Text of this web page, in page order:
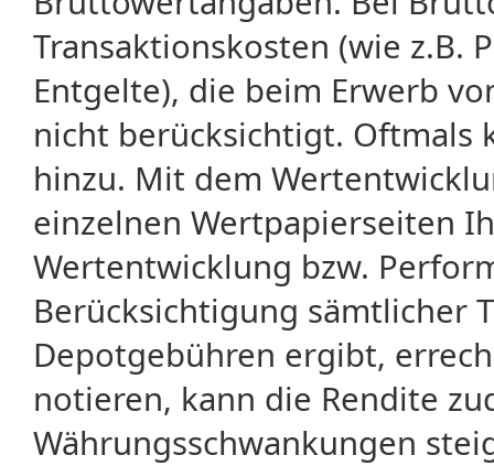
Transaktionskosten (wie z.B.
Entgelte), die beim Erwerb
nicht berücksichtigt. Oftmals
hinzu. Mit dem
einzelnen Wertpapierseiten
Wertentwicklung bzw.
Berücksichtigung sämtlicher
Depotgebühren ergibt,
notieren, kann die Rendite
Währungsschwankungen